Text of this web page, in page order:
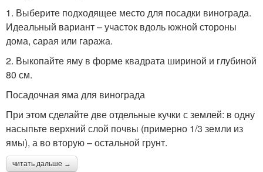
1. Выберите подходящее место для посадки винограда.
Идеальный вариант – участок вдоль южной стороны
дома, сарая или гаража.
2. Выкопайте яму в форме квадрата шириной и глубиной
80 см.
Посадочная яма для винограда
При этом сделайте две отдельные кучки с землей: в одну
насыпьте верхний слой почвы (примерно 1/3 земли из
ямы), а во вторую – остальной грунт.
читать дальше →